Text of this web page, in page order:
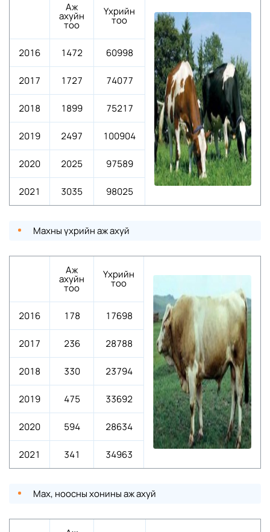
Аж
ахуйн
тоо
Үхрийн
тоо
2016 1472 60998
2017 1727 74077
2018 1899 75217
2019 2497 100904
2020 2025 97589
2021 3035 98025
Махны үхрийн аж ахуй
Аж
ахуйн
тоо
Үхрийн
тоо
2016 178 17698
2017 236 28788
2018 330 23794
2019 475 33692
2020 594 28634
2021 341 34963
Мах, ноосны хонины аж ахуй